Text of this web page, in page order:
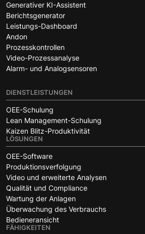
Generativer KI-Assistent
Berichtsgenerator
Leistungs-Dashboard
Andon
Prozesskontrollen
Video-Prozessanalyse
Alarm- und Analogsensoren
DIENSTLEISTUNGEN
OEE-Schulung
Lean Management-Schulung
Kaizen Blitz-Produktivität
LÖSUNGEN
OEE-Software
Produktionsverfolgung
Video und erweiterte Analysen
Qualität und Compliance
Wartung der Anlagen
Überwachung des Verbrauchs
Bedieneransicht
FÄHIGKEITEN